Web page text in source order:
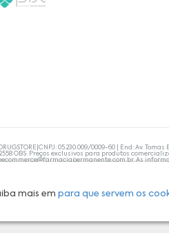
mais empara que servem os
05.230.009/0009-60 | End: Av. Tomas
OBS: Preços exclusivos para produtos
. As
profissional da área médica. Apenas o médico
deve ser consultado. A Farmácia Permanente
A privacidade e a segurança dos clientes
em nosso estoque.